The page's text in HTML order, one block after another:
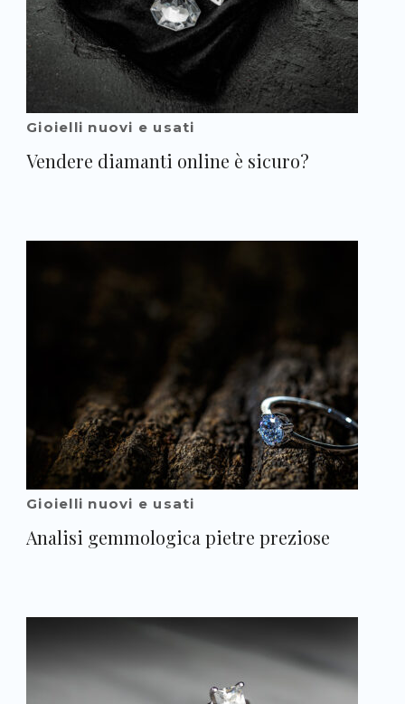
Gioielli nuovi e usati
Vendere diamanti online è sicuro?
Gioielli nuovi e usati
Analisi gemmologica pietre preziose